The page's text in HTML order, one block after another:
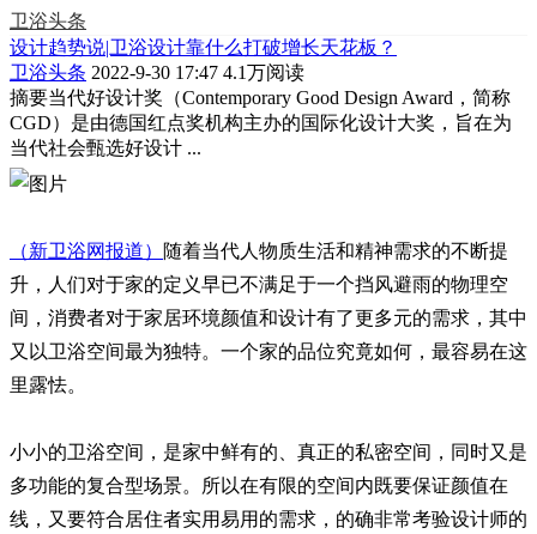
卫浴头条
设计趋势说|卫浴设计靠什么打破增长天花板？
卫浴头条 2022-9-30 17:47 4.1万阅读
摘要当代好设计奖（Contemporary Good Design Award，简称
CGD）是由德国红点奖机构主办的国际化设计大奖，旨在为
当代社会甄选好设计 ...
（新卫浴网报道）
随着当代人物质生活和精神需求的不断提
升，人们对于家的定义早已不满足于一个挡风避雨的物理空
间，消费者对于家居环境颜值和设计有了更多元的需求，其中
又以卫浴空间最为独特。一个家的品位究竟如何，最容易在这
里露怯。
小小的卫浴空间，是家中鲜有的、真正的私密空间，同时又是
多功能的复合型场景。所以在有限的空间内既要保证颜值在
线，又要符合居住者实用易用的需求，的确非常考验设计师的